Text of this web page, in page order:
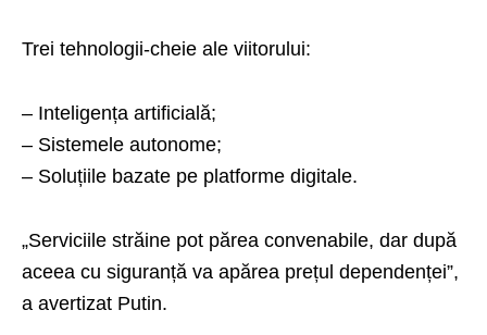
Trei tehnologii-cheie ale viitorului:
– Inteligența artificială;
– Sistemele autonome;
– Soluțiile bazate pe platforme digitale.
„Serviciile străine pot părea convenabile, dar după
aceea cu siguranță va apărea prețul dependenței”,
a avertizat Putin.